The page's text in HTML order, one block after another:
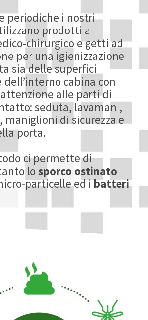
periodiche i nostri
prodotti a
chirurgico e getti ad
per una igienizzazione
sia delle superfici
dell’interno cabina con
alle parti di
seduta, lavamani,
maniglioni di sicurezza e
porta.
ci permette di
losporco ostinato
particelle ed ibatteri